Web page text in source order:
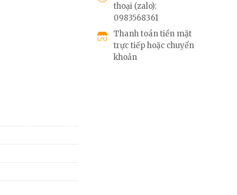
thoại (zalo):
0983568361
Thanh toán tiền mặt
trực tiếp hoặc chuyển
khoản